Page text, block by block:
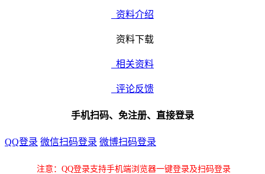
资料介绍
资料下载
相关资料
评论反馈
手机扫码、免注册、直接登录
QQ登录 微信扫码登录 微博扫码登录
注意：QQ登录支持手机端浏览器一键登录及扫码登录